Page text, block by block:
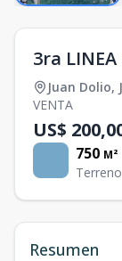
3ra LINEA
Juan Dolio,
VENTA
US$
750 M²
Terreno
Resumen